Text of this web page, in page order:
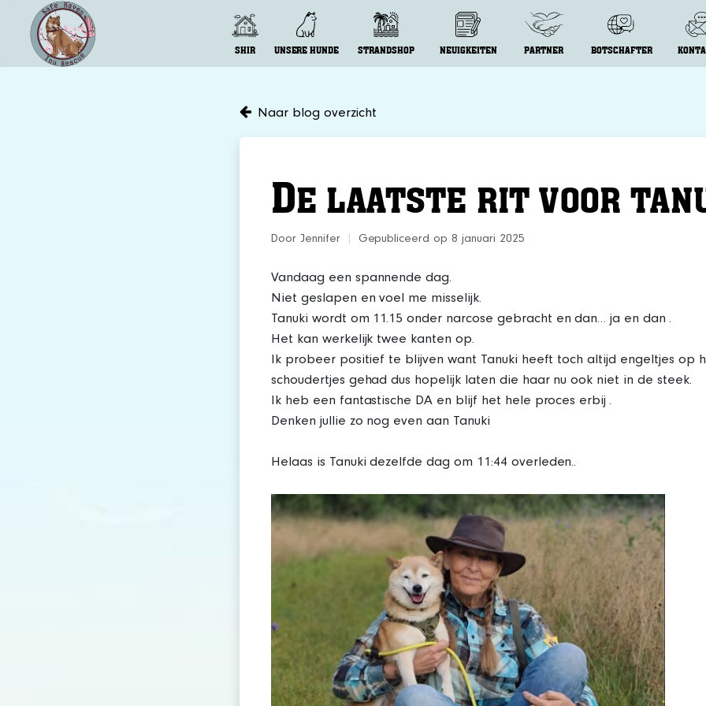
SHIR UNSERE HUNDE STRANDSHOP NEUIGKEITEN PARTNER BOTSCHAFTER
Naar blog overzicht
DE LAATSTE RIT VOOR
Door Jennifer Gepubliceerd op 8 januari 2025
Vandaag een spannende dag.
Niet geslapen en voel me misselijk.
Tanuki wordt om 11.15 onder narcose gebracht en dan… ja en dan .
Het kan werkelijk twee kanten op.
Ik probeer positief te blijven want Tanuki heeft toch altijd engeltjes op
schoudertjes gehad dus hopelijk laten die haar nu ook niet in de steek.
Ik heb een fantastische DA en blijf het hele proces erbij .
Denken jullie zo nog even aan Tanuki
Helaas is Tanuki dezelfde dag om 11:44 overleden..